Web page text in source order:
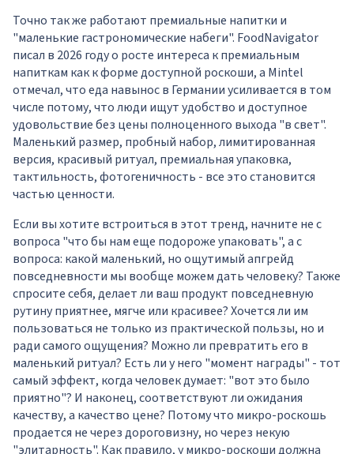
Точно так же работают премиальные напитки и
"маленькие гастрономические набеги". FoodNavigator
писал в 2026 году о росте интереса к премиальным
напиткам как к форме доступной роскоши, а Mintel
отмечал, что еда навынос в Германии усиливается в том
числе потому, что люди ищут удобство и доступное
удовольствие без цены полноценного выхода "в свет".
Маленький размер, пробный набор, лимитированная
версия, красивый ритуал, премиальная упаковка,
тактильность, фотогеничность - все это становится
частью ценности.
Если вы хотите встроиться в этот тренд, начните не с
вопроса "что бы нам еще подороже упаковать", а с
вопроса: какой маленький, но ощутимый апгрейд
повседневности мы вообще можем дать человеку? Также
спросите себя, делает ли ваш продукт повседневную
рутину приятнее, мягче или красивее? Хочется ли им
пользоваться не только из практической пользы, но и
ради самого ощущения? Можно ли превратить его в
маленький ритуал? Есть ли у него "момент награды" - тот
самый эффект, когда человек думает: "вот это было
приятно"? И наконец, соответствуют ли ожидания
качеству, а качество цене? Потому что микро-роскошь
продается не через дороговизну, но через некую
"элитарность". Как правило, у микро-роскоши должна